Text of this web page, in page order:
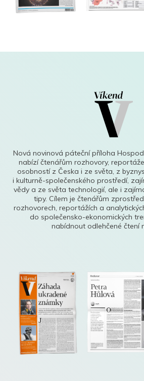
Nová novinová páteční příloha
nabízí čtenářům rozhovory,
osobností z Česka i ze světa, z
i kulturně-společenského prostředí,
vědy a ze světa technologií, ale i
tipy. Cílem je čtenářům
rozhovorech, reportážích a
do společensko-ekonomických
nabídnout odlehčené čtení